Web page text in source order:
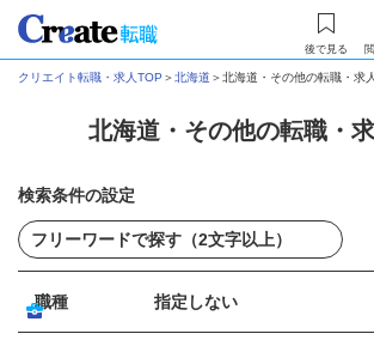
後で見る
クリエイト転職・求人TOP ＞北海道 ＞北海道・その他の転職・求
北海道・その他の転職・
検索条件の設定
職種 指定しない